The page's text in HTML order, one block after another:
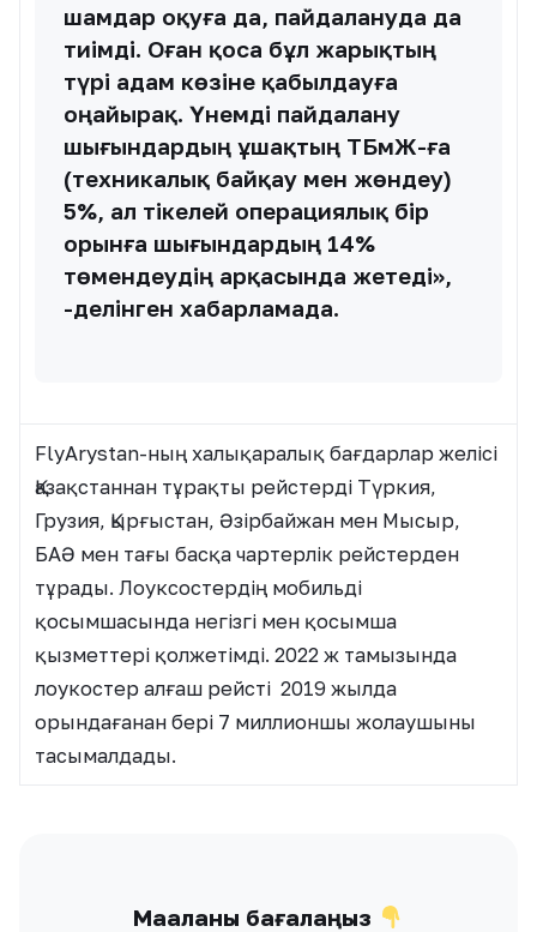
шамдар оқуға да, пайдалануда да
тиімді. Оған қоса бұл жарықтың
түрі адам көзіне қабылдауға
оңайырақ. Үнемді пайдалану
шығындардың ұшақтың ТБмЖ-ға
(техникалық байқау мен жөндеу)
5%, ал тікелей операциялық бір
орынға шығындардың 14%
төмендеудің арқасында жетеді»,
-делінген хабарламада.
FlyArystan-ның халықаралық бағдарлар желісі
Қазақстаннан тұрақты рейстерді Түркия,
Грузия, Қырғыстан, Әзірбайжан мен Мысыр,
БАӘ мен тағы басқа чартерлік рейстерден
тұрады. Лоуксостердің мобильді
қосымшасында негізгі мен қосымша
қызметтері қолжетімді. 2022 ж тамызында
лоукостер алғаш рейсті 2019 жылда
орындағанан бері 7 миллионшы жолаушыны
тасымалдады.
Мақаланы бағалаңыз